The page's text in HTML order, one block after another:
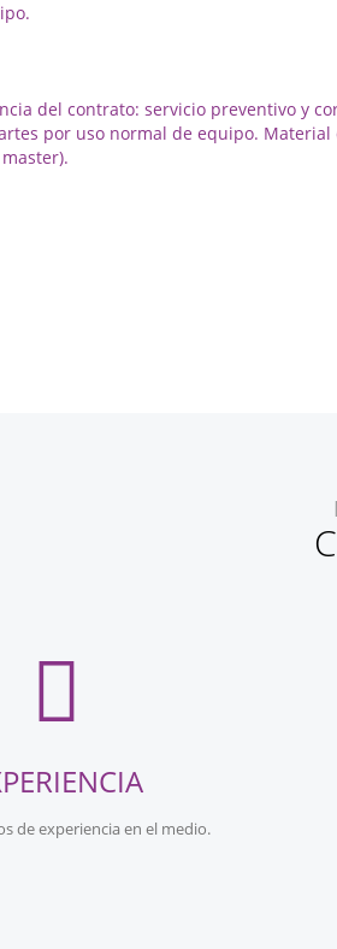
del contrato: servicio preventivo y
por uso normal de equipo. Material
de experiencia en el medio.